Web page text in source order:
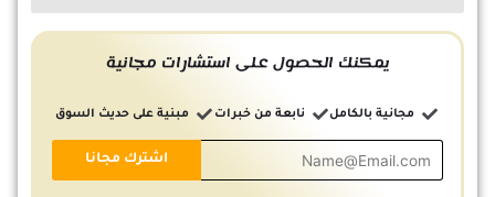
يمكنك الحصول على استشارات مجانية
مجانية بالكامل نابعة من خبرات مبنية على حديث السوق